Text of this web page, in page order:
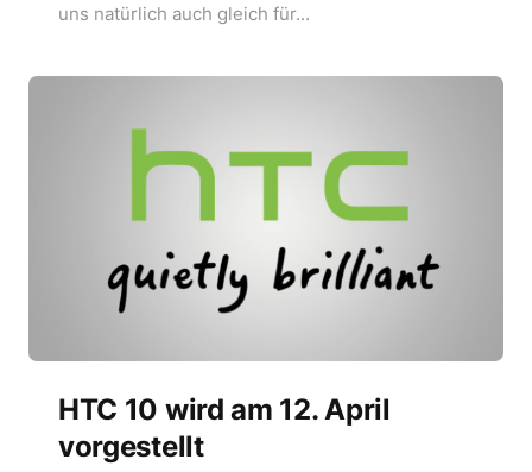
uns natürlich auch gleich für...
HTC 10 wird am 12. April
vorgestellt